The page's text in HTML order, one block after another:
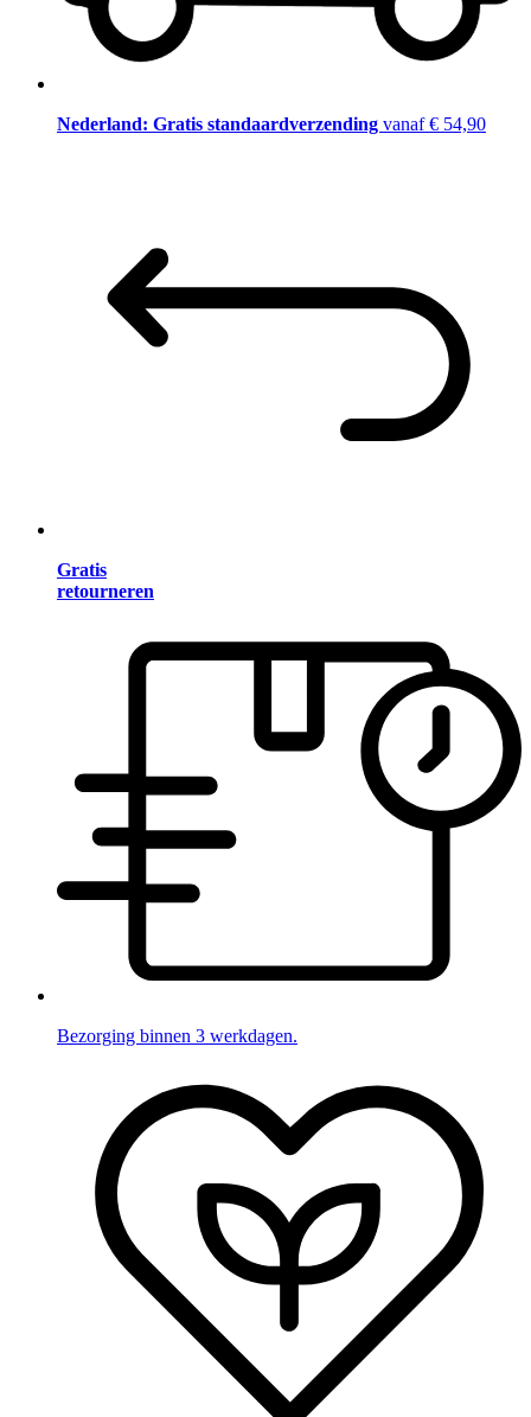
Nederland: Gratis standaardverzending vanaf € 54,90
Gratis
retourneren
Bezorging binnen 3 werkdagen.